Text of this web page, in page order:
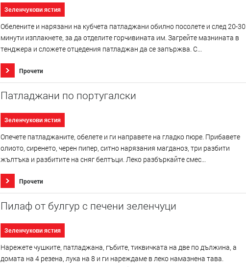
Зеленчукови ястия
Обелените и нарязани на кубчета патладжани обилно посолете и след 20-30
минути изплакнете, за да отделите горчивината им. Загрейте мазнината в
тенджера и сложете отцедения патладжан да се запържва. С...
Прочети
Патладжани по португалски
Зеленчукови ястия
Опечете патладжаните, обелете и ги направете на гладко пюре. Прибавете
олиото, сиренето, черен пипер, ситно нарязания магданоз, три разбити
жълтъка и разбитите на сняг белтъци. Леко разбъркайте смес...
Прочети
Пилаф от булгур с печени зеленчуци
Зеленчукови ястия
Нарежете чушките, патладжана, гъбите, тиквичката на две по дължина, а
домата на 4 резена, лука на 8 и ги нареждаме в леко намазнена тава.